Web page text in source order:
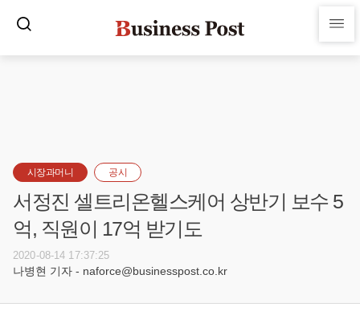
시장과머니 공시
서정진 셀트리온헬스케어 상반기 보수 5
억, 직원이 17억 받기도
2020-08-14 17:37:25
나병현 기자 - naforce@businesspost.co.kr